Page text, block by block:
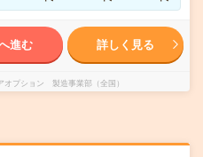
進む 詳しく見る
オプション 製造事業部（全国）